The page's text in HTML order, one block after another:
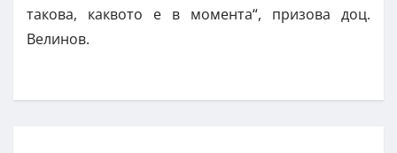
такова, каквото е в момента“, призова доц.
Велинов.